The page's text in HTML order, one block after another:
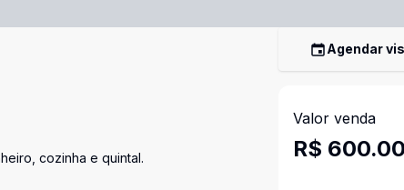
cozinha e quintal.
Agendar
Valor venda
R$